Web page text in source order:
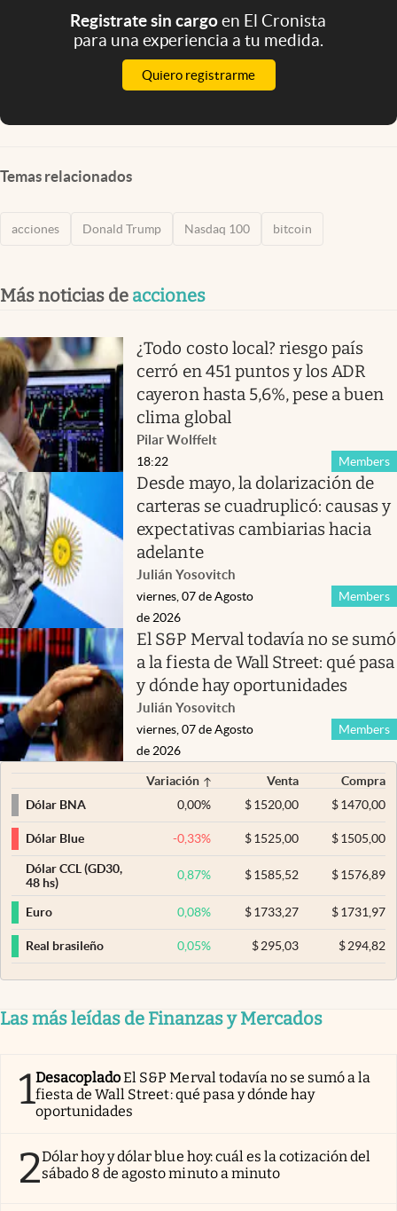
Registrate sin cargoen El Cronista
para una experiencia a tu medida.
Quiero registrarme
Temas relacionados
acciones Donald Trump Nasdaq 100 bitcoin
Más noticias de acciones
¿Todo costo local? riesgo país
cerró en 451 puntos y los ADR
cayeron hasta 5,6%, pese a buen
clima global
Pilar Wolffelt
Members
18:22
Desde mayo, la dolarización de
carteras se cuadruplicó: causas y
expectativas cambiarias hacia
adelante
Julián Yosovitch
Members
viernes, 07 de Agosto
de 2026
El S&P Merval todavía no se sumó
a la fiesta de Wall Street: qué pasa
y dónde hay oportunidades
Julián Yosovitch
Members
viernes, 07 de Agosto
de 2026
Variación Venta
Compra
Dólar BNA
0,00% $ 1520,00 $1470,00
Dólar Blue -0,33% $ 1525,00 $1505,00
Dólar CCL (GD30,
48 hs)
0,87% $ 1585,52 $1576,89
Euro 0,08% $ 1733,27 $1731,97
Real brasileño 0,05% $ 295,03 $294,82
Las más leídas de Finanzas y Mercados
1DesacopladoEl S&P Merval todavía no se sumó a la
fiesta de Wall Street: qué pasa y dónde hay
oportunidades
2Dólar hoy y dólar blue hoy: cuál es la cotización del
sábado 8 de agosto minuto a minuto